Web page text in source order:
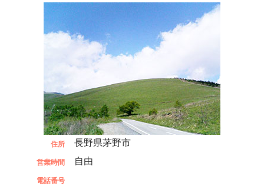
住所 長野県茅野市
営業時間 自由
電話番号